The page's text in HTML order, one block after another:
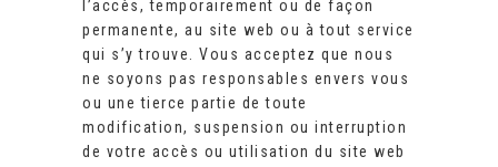
l’accès, temporairement ou de façon
permanente, au site web ou à tout service
qui s’y trouve. Vous acceptez que nous
ne soyons pas responsables envers vous
ou une tierce partie de toute
modification, suspension ou interruption
de votre accès ou utilisation du site web